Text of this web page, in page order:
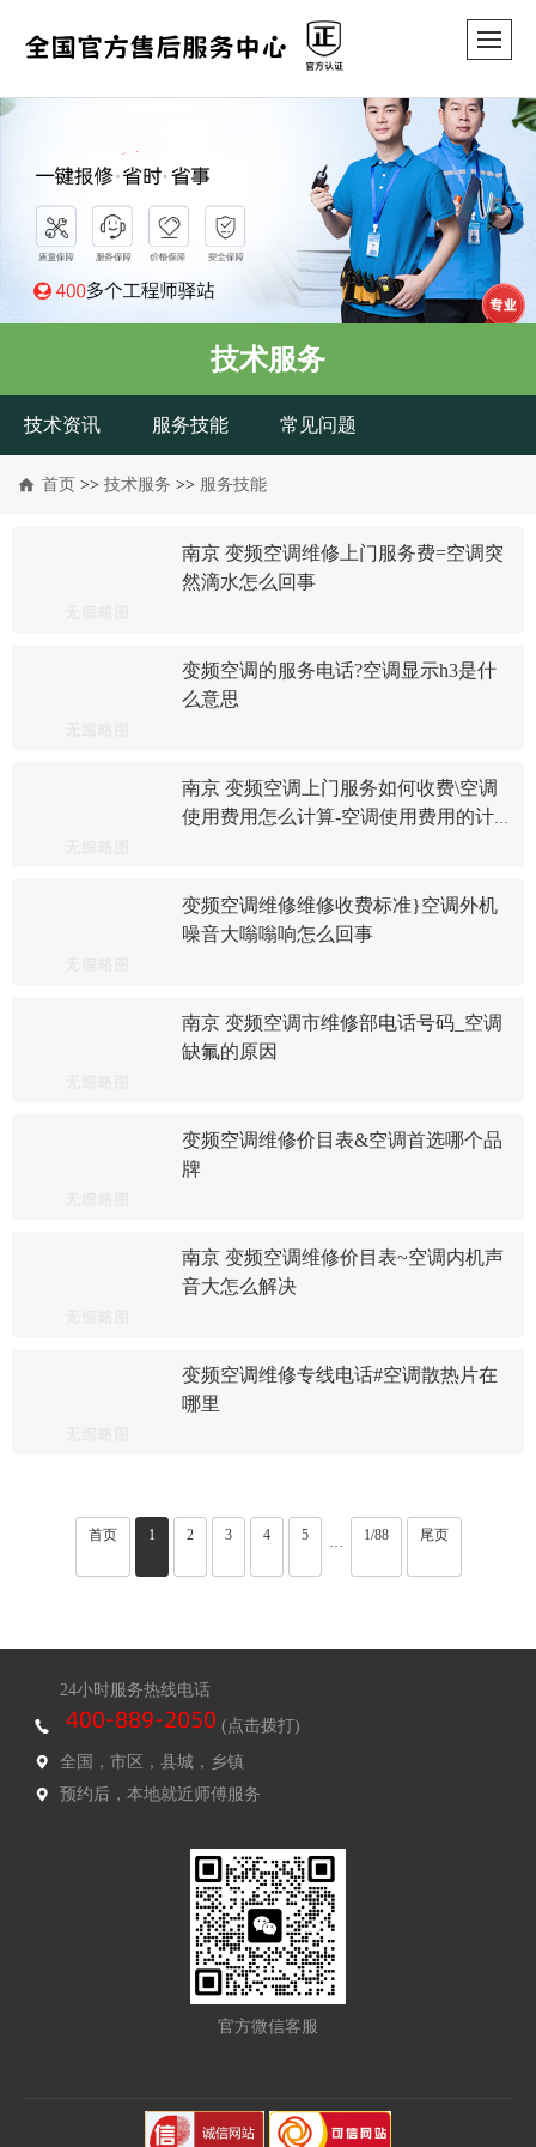
技术服务
技术资讯 服务技能 常见问题
首页 >> 技术服务 >> 服务技能
南京 变频空调维修上门服务费=空调突
然滴水怎么回事
变频空调的服务电话?空调显示h3是什
么意思
南京 变频空调上门服务如何收费\空调
使用费用怎么计算-空调使用费用的计
变频空调维修维修收费标准}空调外机
噪音大嗡嗡响怎么回事
南京 变频空调市维修部电话号码_空调
缺氟的原因
变频空调维修价目表&空调首选哪个品
牌
南京 变频空调维修价目表~空调内机声
音大怎么解决
变频空调维修专线电话#空调散热片在
哪里
首页 1 2 3 4 5
···
1/88 尾页
24小时服务热线电话
(点击拨打)
全国，市区，县城，乡镇
预约后，本地就近师傅服务
官方微信客服